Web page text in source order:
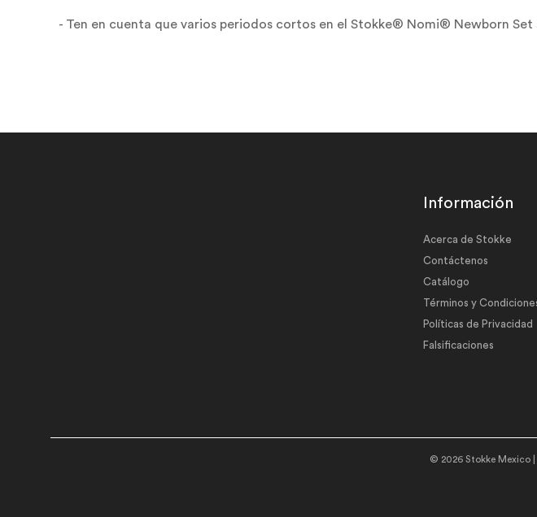
- Ten en cuenta que varios periodos cortos en el Stokke® Nomi® Newborn
Información
Acerca de Stokke
Contáctenos
Catálogo
Términos y
Políticas de Privacidad
Falsificaciones
© 2026 Stokke Mexico